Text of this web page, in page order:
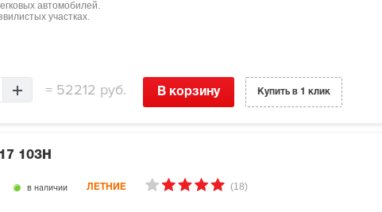
автомобилей.
участках.
=52212 руб. В корзину Купить в 1 клик
103H
в наличии ЛЕТНИЕ (18)